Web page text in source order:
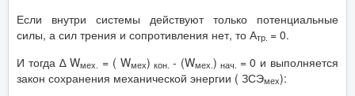
Если внутри системы действуют только потенциальные
силы, а сил трения и сопротивления нет, то Атр. = 0.
И тогда ∆ Wмех. = ( Wмех) кон. - (Wмех.) нач. = 0 и выполняется
закон сохранения механической энергии ( ЗСЭмех):